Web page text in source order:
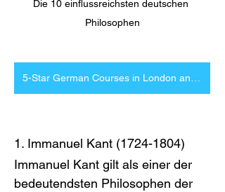
Die 10 einflussreichsten deutschen
Philosophen
1. Immanuel Kant (1724-1804)
Immanuel Kant gilt als einer der
bedeutendsten Philosophen der